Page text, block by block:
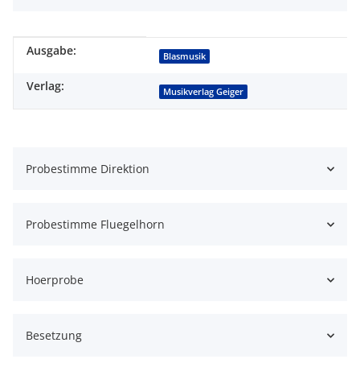
Produkteigenschaft
Wert
Ausgabe: Blasmusik
Verlag: Musikverlag Geiger
Probestimme Direktion
Probestimme Fluegelhorn
Hoerprobe
Besetzung